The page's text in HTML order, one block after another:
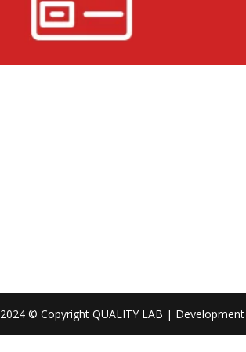
2024 © Copyright QUALITY LAB | Development